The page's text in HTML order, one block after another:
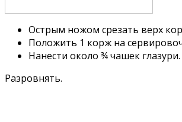
Острым ножом срезать верх
Положить 1 корж на
Нанести около ¾ чашек глазури.
Разровнять.